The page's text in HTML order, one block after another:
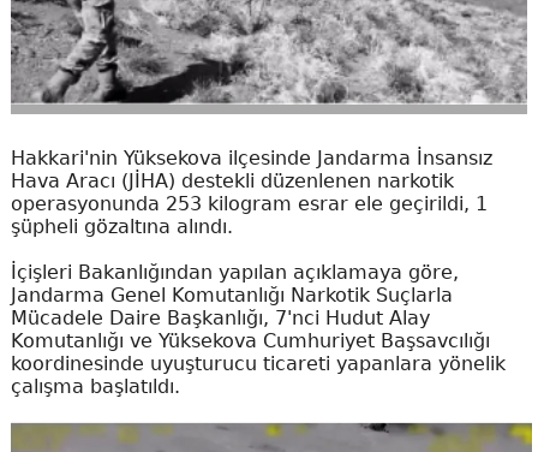
Hakkari'nin Yüksekova ilçesinde Jandarma İnsansız
Hava Aracı (JİHA) destekli düzenlenen narkotik
operasyonunda 253 kilogram esrar ele geçirildi, 1
şüpheli gözaltına alındı.
İçişleri Bakanlığından yapılan açıklamaya göre,
Jandarma Genel Komutanlığı Narkotik Suçlarla
Mücadele Daire Başkanlığı, 7'nci Hudut Alay
Komutanlığı ve Yüksekova Cumhuriyet Başsavcılığı
koordinesinde uyuşturucu ticareti yapanlara yönelik
çalışma başlatıldı.